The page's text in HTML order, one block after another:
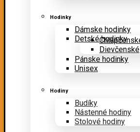
Hodinky
Dámske hodinky
Detské hodinky
Dievčenské
Pánske hodinky
Unisex
Hodiny
Budíky
Nástenné hodiny
Stolové hodiny